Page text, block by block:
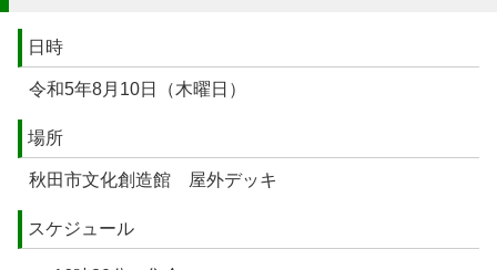
日時
令和5年8月10日（木曜日）
場所
秋田市文化創造館 屋外デッキ
スケジュール